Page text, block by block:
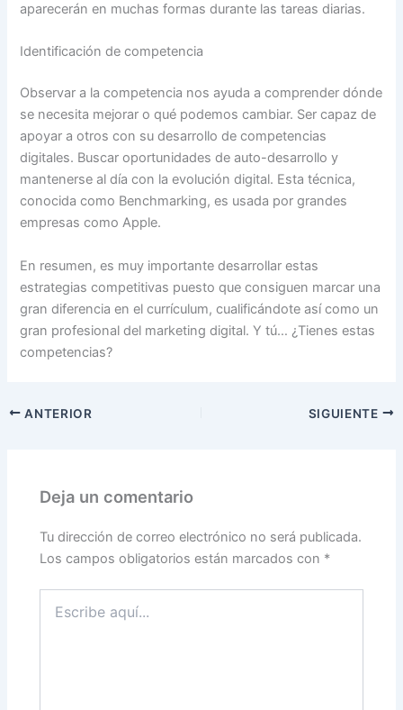
aparecerán en muchas formas durante las tareas diarias.
Identificación de competencia
Observar a la competencia nos ayuda a comprender dónde
se necesita mejorar o qué podemos cambiar. Ser capaz de
apoyar a otros con su desarrollo de competencias
digitales. Buscar oportunidades de auto-desarrollo y
mantenerse al día con la evolución digital. Esta técnica,
conocida como Benchmarking, es usada por grandes
empresas como Apple.
En resumen, es muy importante desarrollar estas
estrategias competitivas puesto que consiguen marcar una
gran diferencia en el currículum, cualificándote así como un
gran profesional del marketing digital. Y tú… ¿Tienes estas
competencias?
ANTERIOR SIGUIENTE
Deja un comentario
Tu dirección de correo electrónico no será publicada.
Los campos obligatorios están marcados con *
aquí...